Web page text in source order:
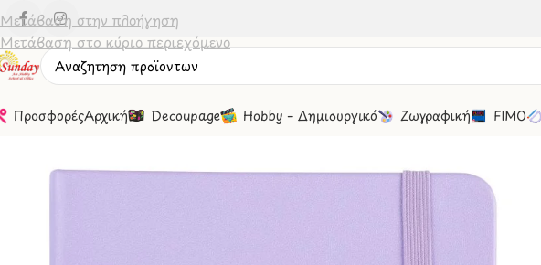
Μετάβαση στην πλοήγηση
Μετάβαση στο κύριο περιεχόμενο
ΠροσφορέςΑρχική Decoupage Hobby – Δημιουργικό Ζωγραφική FIMO